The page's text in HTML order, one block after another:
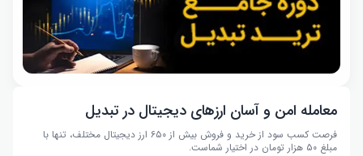
معامله امن و آسان ارزهای دیجیتال در تبدیل
فرصت کسب سود از خرید و فروش بیش از ۶۵۰ ارز دیجیتال مختلف، تنها با
مبلغ ۵۰ هزار تومان در اختیار شماست.